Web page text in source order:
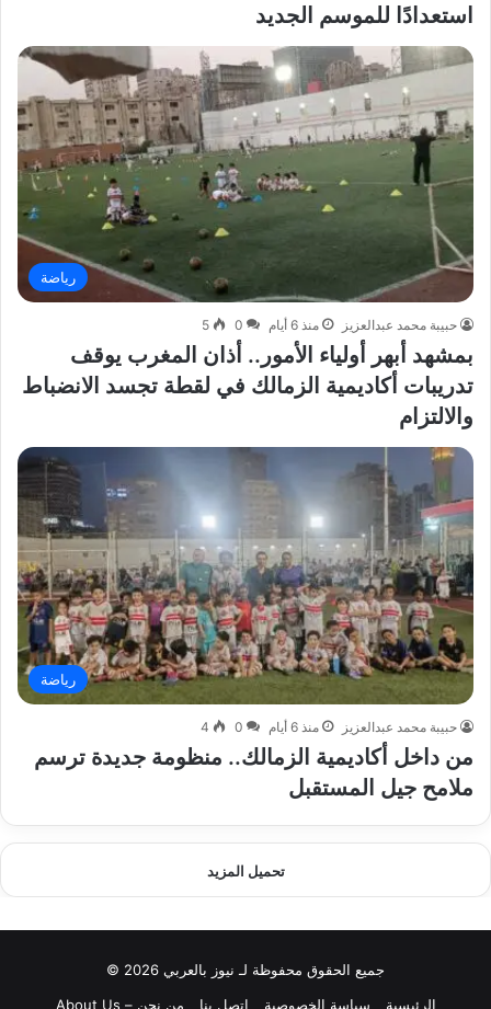
استعدادًا للموسم الجديد
رياضة
حبيبة محمد عبدالعزيز منذ 6 أيام 0
5
بمشهد أبهر أولياء الأمور.. أذان المغرب يوقف
تدريبات أكاديمية الزمالك في لقطة تجسد الانضباط
والالتزام
رياضة
حبيبة محمد عبدالعزيز منذ 6 أيام 0
4
من داخل أكاديمية الزمالك.. منظومة جديدة ترسم
ملامح جيل المستقبل
تحميل المزيد
جميع الحقوق محفوظة لـ نيوز بالعربي 2026 ©
الرئيسية
سياسة الخصوصية اتصل بنا من نحن – About Us